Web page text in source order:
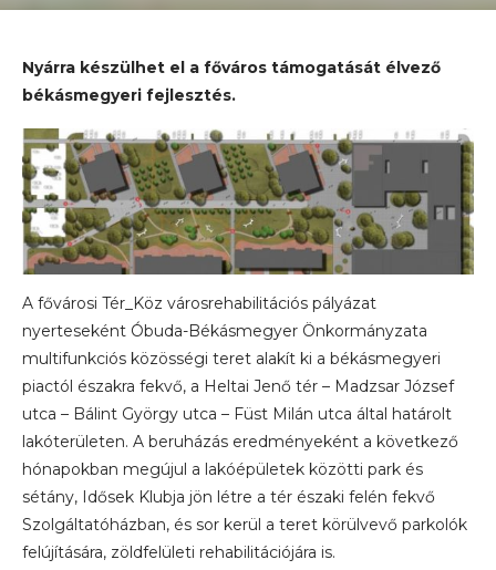
Nyárra készülhet el a főváros támogatását élvező
békásmegyeri fejlesztés.
A fővárosi Tér_Köz városrehabilitációs pályázat
nyerteseként Óbuda-Békásmegyer Önkormányzata
multifunkciós közösségi teret alakít ki a békásmegyeri
piactól északra fekvő, a Heltai Jenő tér – Madzsar József
utca – Bálint György utca – Füst Milán utca által határolt
lakóterületen. A beruházás eredményeként a következő
hónapokban megújul a lakóépületek közötti park és
sétány, Idősek Klubja jön létre a tér északi felén fekvő
Szolgáltatóházban, és sor kerül a teret körülvevő parkolók
felújítására, zöldfelületi rehabilitációjára is.